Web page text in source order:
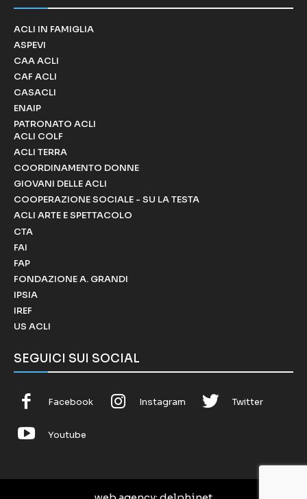
ACLI IN FAMIGLIA
ASPEVI
CAA ACLI
CAF ACLI
CASACLI
ENAIP
PATRONATO ACLI
ACLI COLF
ACLI TERRA
COORDINAMENTO DONNE
GIOVANI DELLE ACLI
COOPERAZIONE SOCIALE - SU LA TESTA
ACLI ARTE E SPETTACOLO
CTA
FAI
FAP
FONDAZIONE A. GRANDI
IPSIA
IREF
US ACLI
SEGUICI SUI SOCIAL
Facebook Instagram Twitter
Youtube